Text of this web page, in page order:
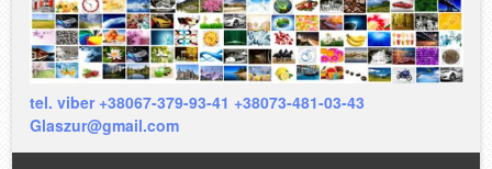
tel. viber +38067-379-93-41 +38073-481-03-43
Glaszur@gmail.com